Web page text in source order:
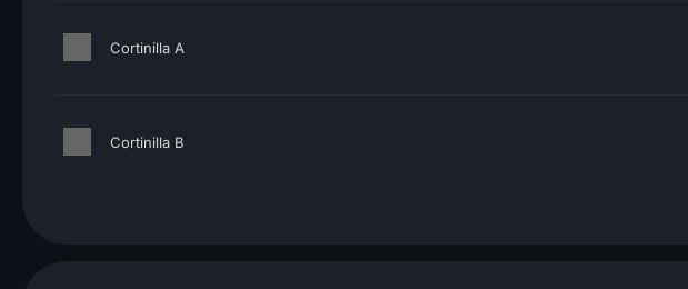
Cortinilla A
Cortinilla B